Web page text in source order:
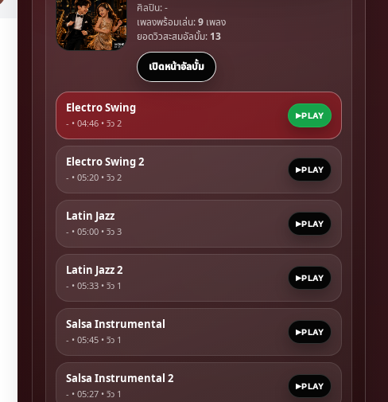
ศิลปิน: -
เพลงพร้อมเล่น:9 เพลง
ยอดวิวสะสมอัลบั้ม: 13
เปิดหน้าอัลบั้ม
Electro Swing
- • 04:46 • วิว 2
PLAY
Electro Swing 2
- • 05:20 • วิว 2
PLAY
Latin Jazz
- • 05:00 • วิว 3
PLAY
Latin Jazz 2
- • 05:33 • วิว 1
PLAY
Salsa Instrumental
- • 05:45 • วิว 1
PLAY
Salsa Instrumental 2
- • 05:27 • วิว 1
PLAY